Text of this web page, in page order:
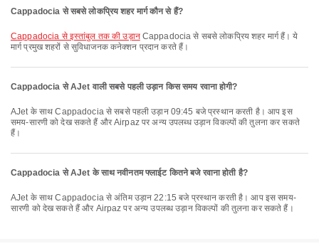
Cappadocia से सबसे लोकप्रिय शहर मार्ग कौन से हैं?
Cappadocia से इस्तांबुल तक की उड़ानCappadocia से सबसे लोकप्रिय शहर मार्ग हैं। ये
मार्ग प्रमुख शहरों से सुविधाजनक कनेक्शन प्रदान करते हैं।
Cappadocia से AJet वाली सबसे पहली उड़ान किस समय रवाना होगी?
AJet के साथ Cappadocia से सबसे पहली उड़ान 09:45 बजे प्रस्थान करती है। आप इस
समय-सारणी को देख सकते हैं और Airpaz पर अन्य उपलब्ध उड़ान विकल्पों की तुलना कर सकते
हैं।
Cappadocia से AJet के साथ नवीनतम फ्लाईट कितने बजे रवाना होती है?
AJet के साथ Cappadocia से अंतिम उड़ान 22:15 बजे प्रस्थान करती है। आप इस समय-
सारणी को देख सकते हैं और Airpaz पर अन्य उपलब्ध उड़ान विकल्पों की तुलना कर सकते हैं।